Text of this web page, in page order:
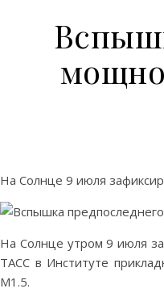
На Солнце 9 июля
На Солнце утром 9 июля
ТАСС в Институте
M1.5.